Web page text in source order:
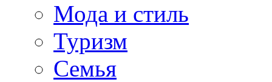
Мода и стиль
Туризм
Семья